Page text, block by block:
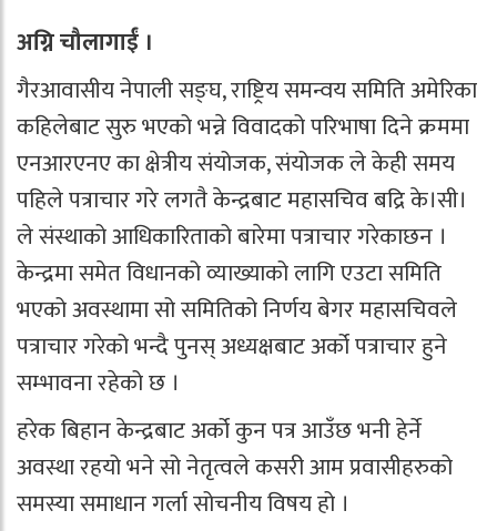
अग्नि चौलागाईं ।
गैरआवासीय नेपाली सङ्घ, राष्ट्रिय समन्वय समिति अमेरिका
कहिलेबाट सुरु भएको भन्ने विवादको परिभाषा दिने क्रममा
एनआरएनए का क्षेत्रीय संयोजक, संयोजक ले केही समय
पहिले पत्राचार गरे लगतै केन्द्रबाट महासचिव बद्रि के।सी।
ले संस्थाको आधिकारिताको बारेमा पत्राचार गरेकाछन ।
केन्द्रमा समेत विधानको व्याख्याको लागि एउटा समिति
भएको अवस्थामा सो समितिको निर्णय बेगर महासचिवले
पत्राचार गरेको भन्दै पुनस् अध्यक्षबाट अर्को पत्राचार हुने
सम्भावना रहेको छ ।
हरेक बिहान केन्द्रबाट अर्को कुन पत्र आउँछ भनी हेर्ने
अवस्था रहयो भने सो नेतृत्वले कसरी आम प्रवासीहरुको
समस्या समाधान गर्ला सोचनीय विषय हो ।